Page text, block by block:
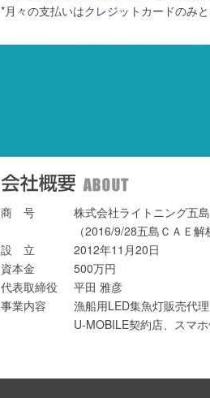
*月々の支払いはクレジットカードのみと
商 号
株式会社ライトニング五島
（2016/9/28五島ＣＡＥ解
設 立
2012年11月20日
資本金
500万円
代表取締役
平田 雅彦
事業内容
漁船用LED集魚灯販売代
U-MOBILE契約店、スマ